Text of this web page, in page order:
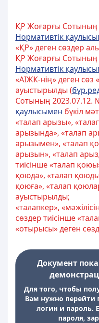
ҚР Жоғарғы Сотының
Нормативтік
«ҚР» деген сөздер
ҚР Жоғарғы Сотының
Нормативтік
«АІЖК-нің» деген сөз
ауыстырылды (
Сотының 2023.07.12.
қаулысымен бүкіл
«талап арызы»,
арызында», «талап
арызымен», «талап
арызын», «талап
тиісінше «талап
қоюда», «талап
қоюға», «талап
ауыстырылды;
«талапкер»,
сөздер тиісінше
«отырысы» деген
Документ
Для того, чтобы
Вам нужно перейти
логин и пароль.
пароля,